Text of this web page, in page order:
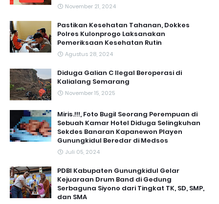
November 21, 2024
Pastikan Kesehatan Tahanan, Dokkes
Polres Kulonprogo Laksanakan
Pemeriksaan Kesehatan Rutin
Agustus 28, 2024
Diduga Galian C Ilegal Beroperasi di
Kalialang Semarang
November 15, 2025
Miris.!!!, Foto Bugil Seorang Perempuan di
Sebuah Kamar Hotel Diduga Selingkuhan
Sekdes Banaran Kapanewon Playen
Gunungkidul Beredar di Medsos
Juli 05, 2024
PDBI Kabupaten Gunungkidul Gelar
Kejuaraan Drum Band di Gedung
Serbaguna Siyono dari Tingkat TK, SD, SMP,
dan SMA